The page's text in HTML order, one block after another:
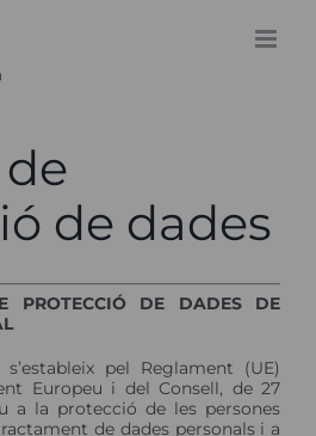
de dades
PROTECCIÓ DE DADES DE
pel Reglament (UE)
Europeu i del Consell, de 27
a la protecció de les persones
de dades personals i a